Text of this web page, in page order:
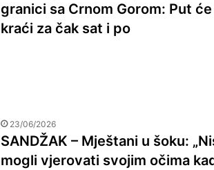
granici sa Crnom Gorom: Put
kraći za čak sat i po
23/06/2026
SANDŽAK – Mještani u šoku:
mogli vjerovati svojim očima